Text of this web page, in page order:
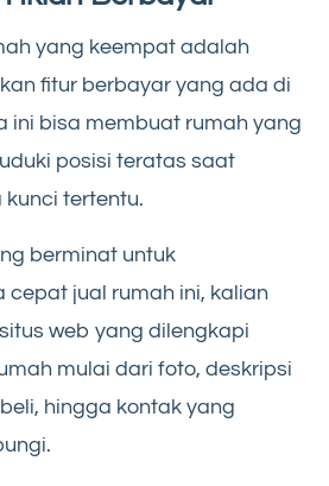
yang keempat adalah
fitur berbayar yang ada di
ini bisa membuat rumah yang
posisi teratas saat
tertentu.
berminat untuk
cepat jual rumah ini, kalian
web yang dilengkapi
mulai dari foto, deskripsi
hingga kontak yang